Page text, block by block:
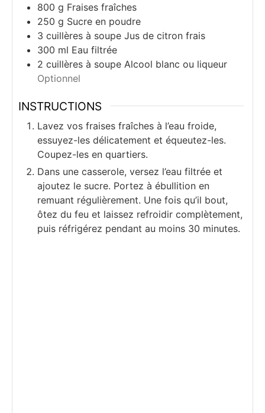
800 g Fraises fraîches
250 g Sucre en poudre
3 cuillères à soupe Jus de citron frais
300 ml Eau filtrée
2 cuillères à soupe Alcool blanc ou liqueur
Optionnel
INSTRUCTIONS
Lavez vos fraises fraîches à l’eau froide,
essuyez-les délicatement et équeutez-les.
Coupez-les en quartiers.
Dans une casserole, versez l’eau filtrée et
ajoutez le sucre. Portez à ébullition en
remuant régulièrement. Une fois qu’il bout,
ôtez du feu et laissez refroidir complètement,
puis réfrigérez pendant au moins 30 minutes.